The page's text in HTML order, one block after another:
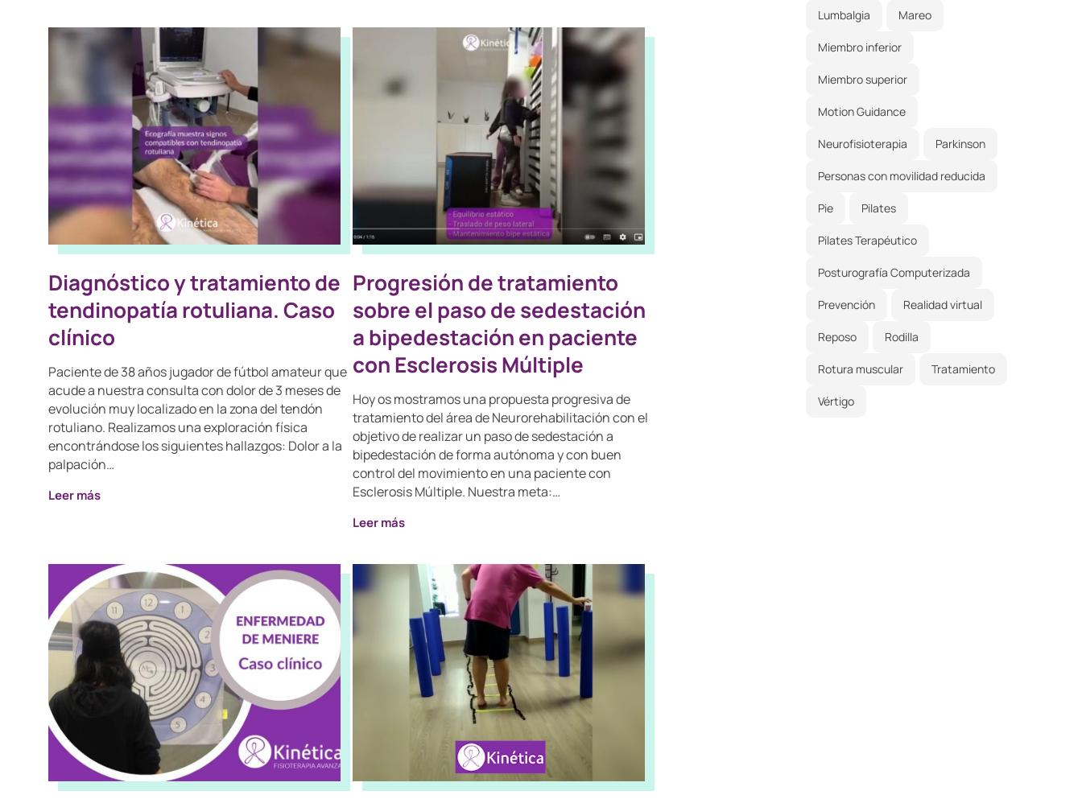
Diagnóstico y tratamiento de
tendinopatía rotuliana. Caso
clínico
Paciente de 38 años jugador de fútbol amateur que
acude a nuestra consulta con dolor de 3 meses de
evolución muy localizado en la zona del tendón
rotuliano. Realizamos una exploración física
encontrándose los siguientes hallazgos: Dolor a la
palpación…
Leer más
Progresión de tratamiento
sobre el paso de sedestación
a bipedestación en paciente
con Esclerosis Múltiple
Hoy os mostramos una propuesta progresiva de
tratamiento del área de Neurorehabilitación con el
objetivo de realizar un paso de sedestación a
bipedestación de forma autónoma y con buen
control del movimiento en una paciente con
Esclerosis Múltiple. Nuestra meta:…
Leer más
Lumbalgia Mareo
Miembro inferior
Miembro superior
Motion Guidance
Neurofisioterapia Parkinson
Personas con movilidad reducida
Pie Pilates
Pilates Terapéutico
Posturografía Computerizada
Prevención Realidad virtual
Reposo Rodilla
Rotura muscular Tratamiento
Vértigo